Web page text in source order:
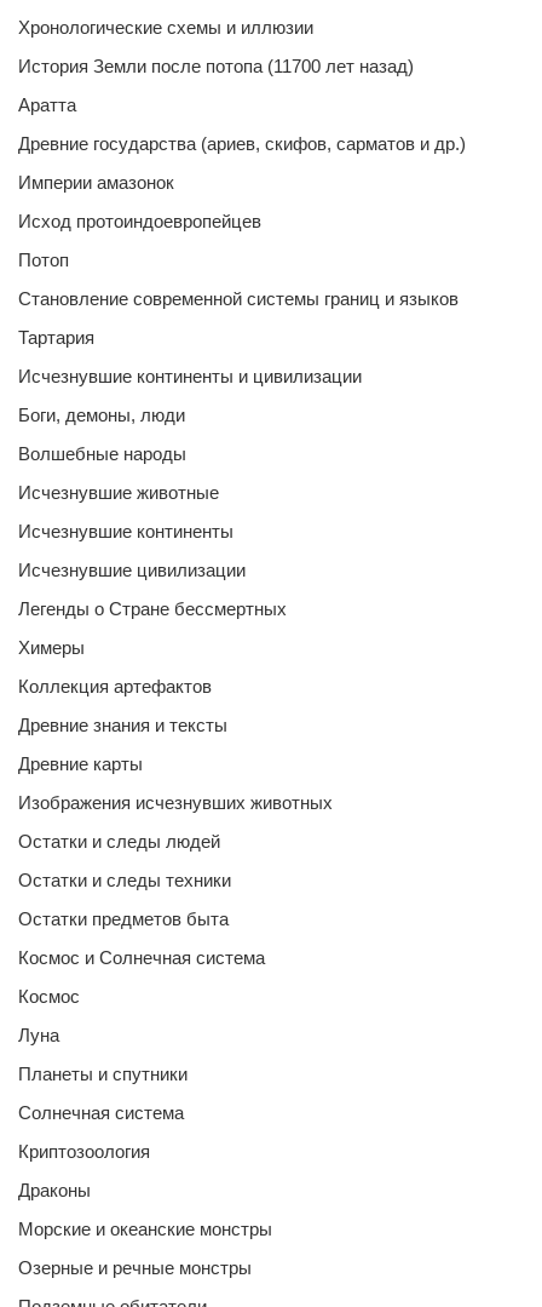
Хронологические схемы и иллюзии
История Земли после потопа (11700 лет назад)
Аратта
Древние государства (ариев, скифов, сарматов и др.)
Империи амазонок
Исход протоиндоевропейцев
Потоп
Становление современной системы границ и языков
Тартария
Исчезнувшие континенты и цивилизации
Боги, демоны, люди
Волшебные народы
Исчезнувшие животные
Исчезнувшие континенты
Исчезнувшие цивилизации
Легенды о Стране бессмертных
Химеры
Коллекция артефактов
Древние знания и тексты
Древние карты
Изображения исчезнувших животных
Остатки и следы людей
Остатки и следы техники
Остатки предметов быта
Космос и Солнечная система
Космос
Луна
Планеты и спутники
Солнечная система
Криптозоология
Драконы
Морские и океанские монстры
Озерные и речные монстры